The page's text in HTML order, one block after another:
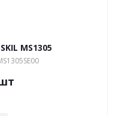
MS1305